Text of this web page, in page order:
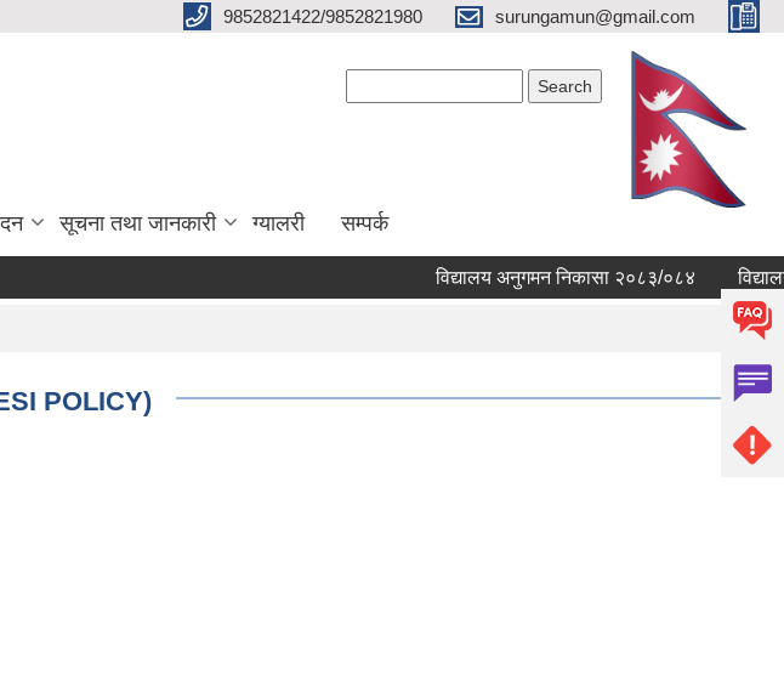
9852821422/9852821980 surungamun@gmail.com
सूचना तथा जानकारी ग्यालरी सम्पर्क
विद्यालय अनुगमन निकासा २०८३/०८४
POLICY)